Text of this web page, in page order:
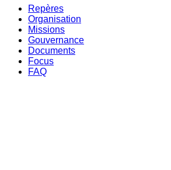
Repères
Organisation
Missions
Gouvernance
Documents
Focus
FAQ